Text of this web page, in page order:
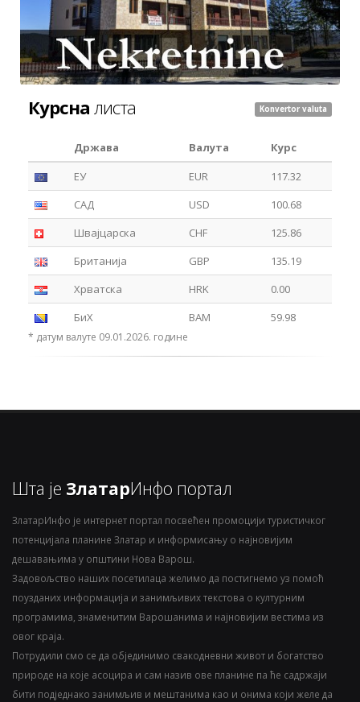
Курсна листа Konvertor valuta
Држава Валута
Курс
ЕУ
EUR
117.32
САД
USD
100.68
Швајцарска
CHF
125.86
Британија
GBP
135.19
Хрватска
HRK
0.00
БиХ
BAM 59.98
* датум валуте 09.01.2026. године
Шта је ЗлатарИнфо портал
ЗлатарИнфо је интернет портал посвећен промоцији туристичког
потенцијала планине Златар и информисању о најновијим
дешавањима у општини Нова Варош.
Задовољство наших посетилаца желимо да постигнемо уз помоћ
поузданих информација и занимљивих текстова о културним
програмима, знаменитим Варошанима и најновијим вестима из
овог краја.
Потрудили смо се да објединимо свакодневни живот и богатство
природе на које асоцира и сам назив ове планине па ће садржаји
бити подједнако занимљив и мештанима као и онима који желе да